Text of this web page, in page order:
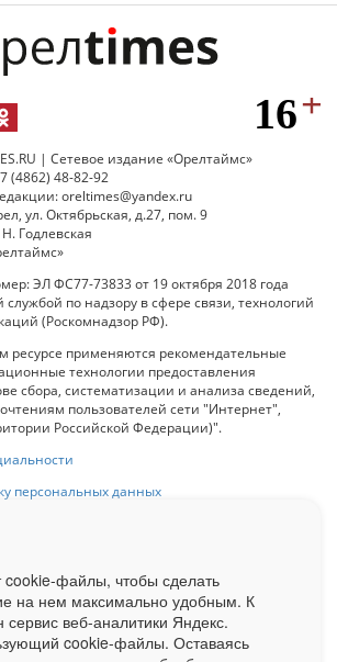
| Сетевое издание «Орелтаймс»
(4862) 48-82-92
oreltimes@yandex.ru
ул. Октябрьская, д.27, пом. 9
Годлевская
ЭЛ ФС77-73833 от 19 октября 2018 года
по надзору в сфере связи, технологий
(Роскомнадзор РФ).
применяются рекомендательные
технологии предоставления
сбора, систематизации и анализа сведений,
пользователей сети "Интернет",
Российской Федерации)".
персональных данных
обязательна.
посещаемости доступна на сайте
статистика для рекламодателей по запросу
cookie-файлы, чтобы сделать
на нем максимально удобным. К
сервис веб-аналитики Яндекс.
cookie-файлы. Оставаясь